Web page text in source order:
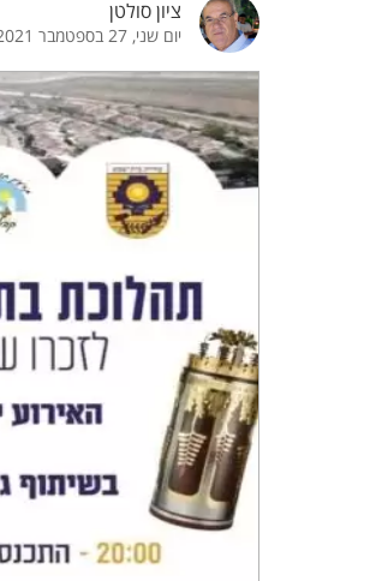
ציון סולטן
יום שני, 27 בספטמבר 2021, 06:10
הדגשת קישורים הדגשת כותרות
כיבוי הבהובים התאמת קריאה